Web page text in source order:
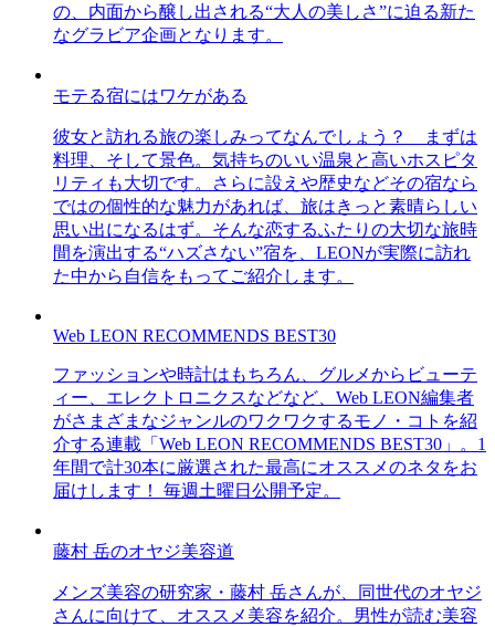
の、内面から醸し出される“大人の美しさ”に迫る新た
なグラビア企画となります。
モテる宿にはワケがある
彼女と訪れる旅の楽しみってなんでしょう？ まずは
料理、そして景色。気持ちのいい温泉と高いホスピタ
リティも大切です。さらに設えや歴史などその宿なら
ではの個性的な魅力があれば、旅はきっと素晴らしい
思い出になるはず。そんな恋するふたりの大切な旅時
間を演出する“ハズさない”宿を、LEONが実際に訪れ
た中から自信をもってご紹介します。
Web LEON RECOMMENDS BEST30
ファッションや時計はもちろん、グルメからビューテ
ィー、エレクトロニクスなどなど、Web LEON編集者
がさまざまなジャンルのワクワクするモノ・コトを紹
介する連載「Web LEON RECOMMENDS BEST30」。1
年間で計30本に厳選された最高にオススメのネタをお
届けします！ 毎週土曜日公開予定。
藤村 岳のオヤジ美容道
メンズ美容の研究家・藤村 岳さんが、同世代のオヤジ
さんに向けて、オススメ美容を紹介。男性が読む美容